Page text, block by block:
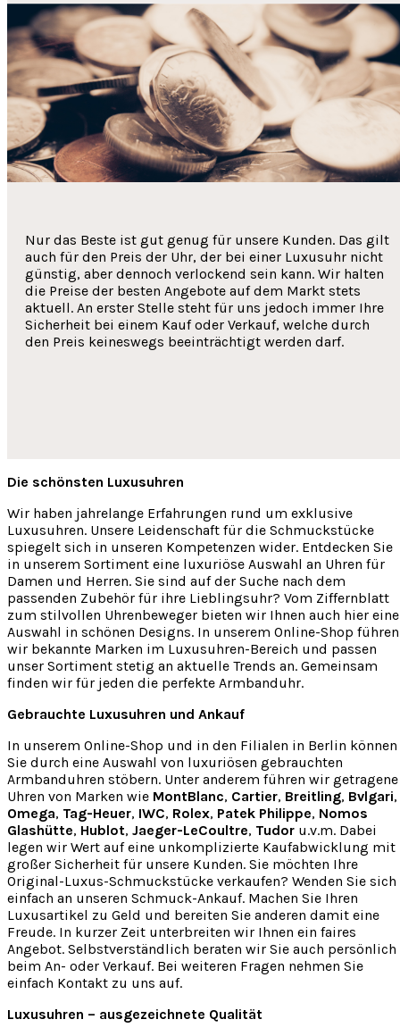
Nur das Beste ist gut genug für unsere Kunden. Das gilt
auch für den Preis der Uhr, der bei einer Luxusuhr nicht
günstig, aber dennoch verlockend sein kann. Wir halten
die Preise der besten Angebote auf dem Markt stets
aktuell. An erster Stelle steht für uns jedoch immer Ihre
Sicherheit bei einem Kauf oder Verkauf, welche durch
den Preis keineswegs beeinträchtigt werden darf.
Die schönsten Luxusuhren
Wir haben jahrelange Erfahrungen rund um exklusive
Luxusuhren. Unsere Leidenschaft für die Schmuckstücke
spiegelt sich in unseren Kompetenzen wider. Entdecken Sie
in unserem Sortiment eine luxuriöse Auswahl an Uhren für
Damen und Herren. Sie sind auf der Suche nach dem
passenden Zubehör für ihre Lieblingsuhr? Vom Ziffernblatt
zum stilvollen Uhrenbeweger bieten wir Ihnen auch hier eine
Auswahl in schönen Designs. In unserem Online-Shop führen
wir bekannte Marken im Luxusuhren-Bereich und passen
unser Sortiment stetig an aktuelle Trends an. Gemeinsam
finden wir für jeden die perfekte Armbanduhr.
Gebrauchte Luxusuhren und Ankauf
In unserem Online-Shop und in den Filialen in Berlin können
Sie durch eine Auswahl von luxuriösen gebrauchten
Armbanduhren stöbern. Unter anderem führen wir getragene
Uhren von Marken wie MontBlanc, Cartier, Breitling, Bvlgari,
Omega, Tag-Heuer, IWC, Rolex, Patek Philippe, Nomos
Glashütte, Hublot, Jaeger-LeCoultre, Tudor u.v.m. Dabei
legen wir Wert auf eine unkomplizierte Kaufabwicklung mit
großer Sicherheit für unsere Kunden. Sie möchten Ihre
Original-Luxus-Schmuckstücke verkaufen? Wenden Sie sich
einfach an unseren Schmuck-Ankauf. Machen Sie Ihren
Luxusartikel zu Geld und bereiten Sie anderen damit eine
Freude. In kurzer Zeit unterbreiten wir Ihnen ein faires
Angebot. Selbstverständlich beraten wir Sie auch persönlich
beim An- oder Verkauf. Bei weiteren Fragen nehmen Sie
einfach Kontakt zu uns auf.
Luxusuhren – ausgezeichnete Qualität